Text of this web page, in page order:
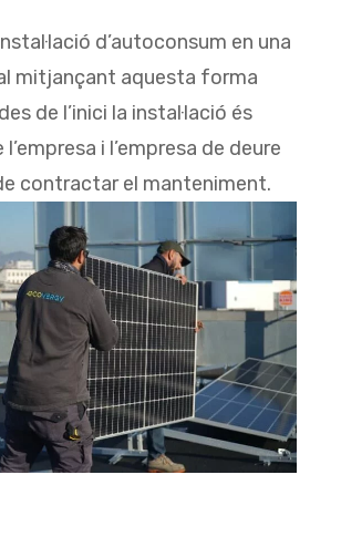
d’autoconsum en una
mitjançant aquesta forma
de l’inici la instal·lació és
i l’empresa de deure
contractar el manteniment.